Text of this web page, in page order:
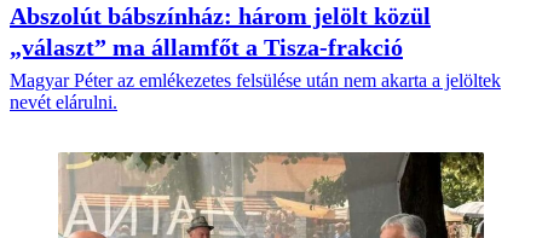
Abszolút bábszínház: három jelölt közül
„választ” ma államfőt a Tisza-frakció
Magyar Péter az emlékezetes felsülése után nem akarta a jelöltek
nevét elárulni.